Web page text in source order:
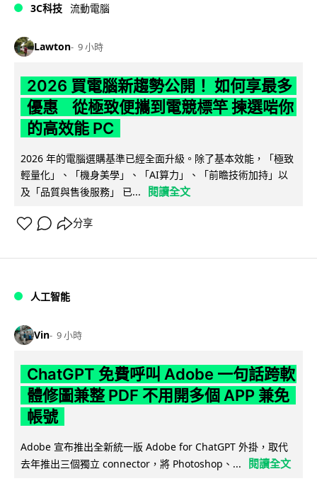
3C科技 流動電腦
Lawton 9 小時
2026 買電腦新趨勢公開！ 如何享最多
優惠 從極致便攜到電競標竿 揀選啱你
的高效能 PC
2026 年的電腦選購基準已經全面升級。除了基本效能，「極致
輕量化」、「機身美學」、「AI算力」、「前瞻技術加持」以
及「品質與售後服務」 已...
閱讀全文
分享
人工智能
Vin 9 小時
ChatGPT 免費呼叫 Adobe 一句話跨軟
體修圖兼整 PDF 不用開多個 APP 兼免
帳號
Adobe 宣布推出全新統一版 Adobe for ChatGPT 外掛，取代
去年推出三個獨立 connector，將 Photoshop、...
閱讀全文